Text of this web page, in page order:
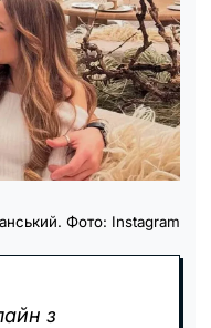
Фото: Instagram
з